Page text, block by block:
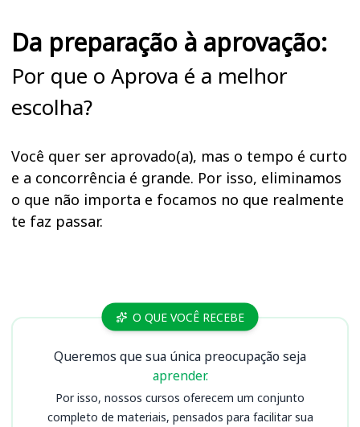
Da preparação à aprovação:
Por que o Aprova é a melhor
escolha?
Você quer ser aprovado(a), mas o tempo é curto
e a concorrência é grande. Por isso, eliminamos
o que não importa e focamos no que realmente
te faz passar.
Cursos O QUE VOCÊ RECEBE
Queremos que sua única preocupação seja
aprender.
Por isso, nossos cursos oferecem um conjunto
completo de materiais, pensados para facilitar sua